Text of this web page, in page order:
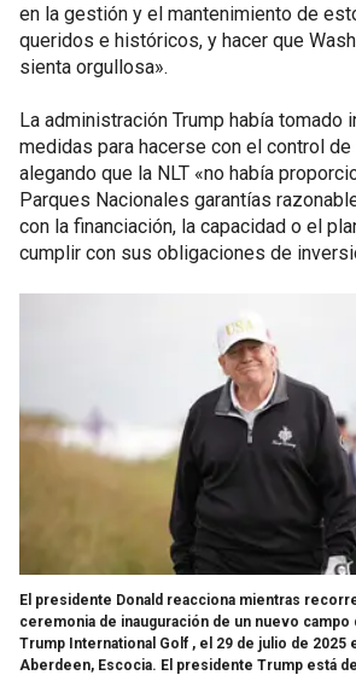
en la gestión y el mantenimiento de
queridos e históricos, y hacer que
sienta orgullosa».
La administración Trump había tomado
medidas para hacerse con el control
alegando que la NLT «no había
Parques Nacionales garantías
con la financiación, la capacidad o el
cumplir con sus obligaciones de
El presidente Donald reacciona mientras
ceremonia de inauguración de un nuevo campo
Trump International Golf , el 29 de julio de 2025
Aberdeen, Escocia. El presidente Trump está